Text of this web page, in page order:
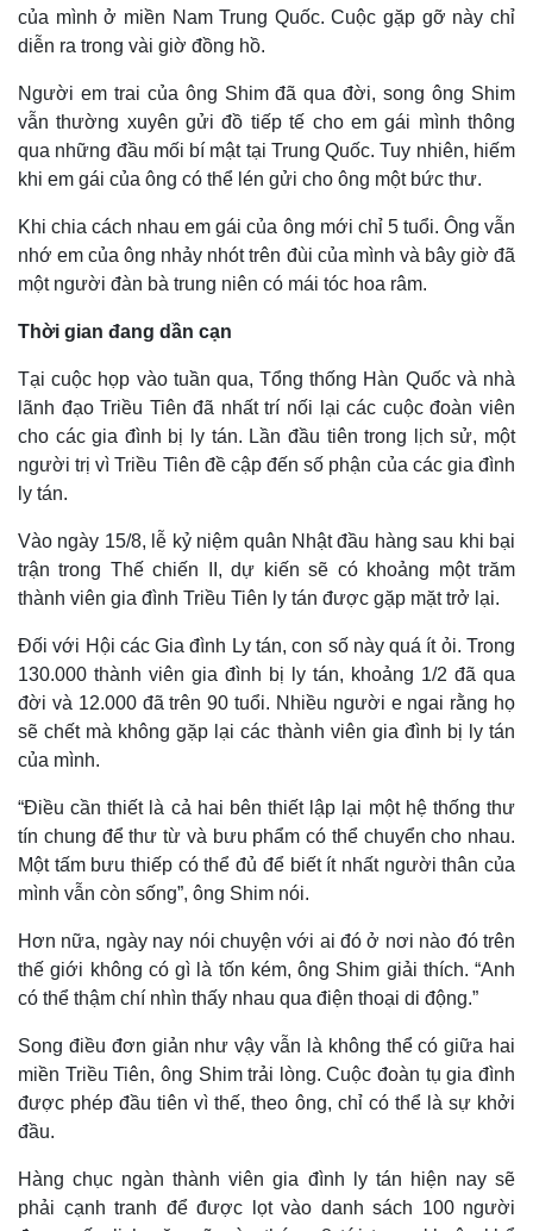
Kinh tế
Bất động sản
Khởi nghiệp
Thị trường
Giá vàng
Tiêu dùng
Chứng khoán
Giá cà phê
của mình ở miền Nam Trung Quốc. Cuộc gặp gỡ này chỉ
diễn ra trong vài giờ đồng hồ.
Người em trai của ông Shim đã qua đời, song ông Shim
vẫn thường xuyên gửi đồ tiếp tế cho em gái mình thông
qua những đầu mối bí mật tại Trung Quốc. Tuy nhiên, hiếm
khi em gái của ông có thể lén gửi cho ông một bức thư.
Khi chia cách nhau em gái của ông mới chỉ 5 tuổi. Ông vẫn
nhớ em của ông nhảy nhót trên đùi của mình và bây giờ đã
một người đàn bà trung niên có mái tóc hoa râm.
Thời gian đang dần cạn
Tại cuộc họp vào tuần qua, Tổng thống Hàn Quốc và nhà
lãnh đạo Triều Tiên đã nhất trí nối lại các cuộc đoàn viên
cho các gia đình bị ly tán. Lần đầu tiên trong lịch sử, một
người trị vì Triều Tiên đề cập đến số phận của các gia đình
ly tán.
Vào ngày 15/8, lễ kỷ niệm quân Nhật đầu hàng sau khi bại
trận trong Thế chiến II, dự kiến sẽ có khoảng một trăm
thành viên gia đình Triều Tiên ly tán được gặp mặt trở lại.
Đối với Hội các Gia đình Ly tán, con số này quá ít ỏi. Trong
130.000 thành viên gia đình bị ly tán, khoảng 1/2 đã qua
đời và 12.000 đã trên 90 tuổi. Nhiều người e ngai rằng họ
sẽ chết mà không gặp lại các thành viên gia đình bị ly tán
của mình.
“Điều cần thiết là cả hai bên thiết lập lại một hệ thống thư
tín chung để thư từ và bưu phẩm có thể chuyển cho nhau.
Một tấm bưu thiếp có thể đủ để biết ít nhất người thân của
mình vẫn còn sống”, ông Shim nói.
Hơn nữa, ngày nay nói chuyện với ai đó ở nơi nào đó trên
thế giới không có gì là tốn kém, ông Shim giải thích. “Anh
có thể thậm chí nhìn thấy nhau qua điện thoại di động.”
Song điều đơn giản như vậy vẫn là không thể có giữa hai
miền Triều Tiên, ông Shim trải lòng. Cuộc đoàn tụ gia đình
được phép đầu tiên vì thế, theo ông, chỉ có thể là sự khởi
đầu.
Hàng chục ngàn thành viên gia đình ly tán hiện nay sẽ
phải cạnh tranh để được lọt vào danh sách 100 người